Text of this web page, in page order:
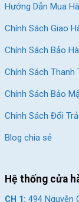
Hướng Dẫn Mua
Chính Sách Giao
Chính Sách Bảo
Chính Sách Thanh
Chính Sách Bảo
Chính Sách Đổi
Blog chia sẻ
Hệ thống cửa
CH 1: 494 Nguyễn